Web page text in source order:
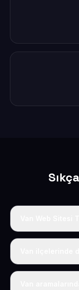
Van dahil
Elbette; Van iline